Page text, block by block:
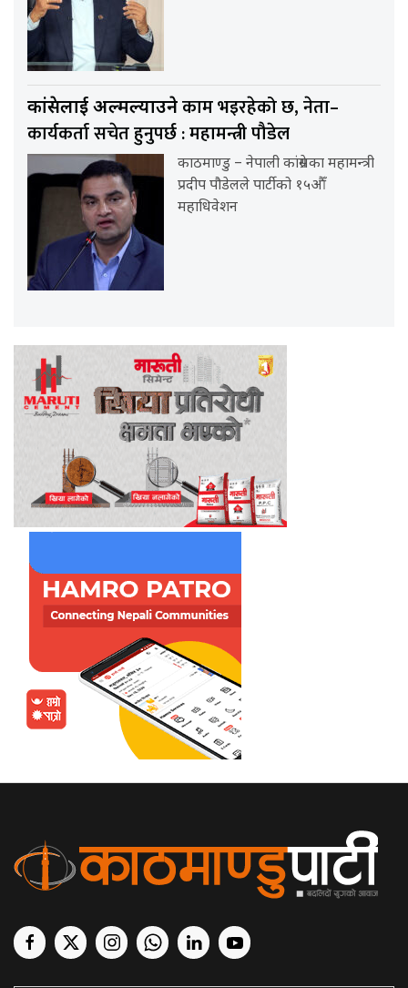
कांग्रेसलाई अल्मल्याउनेकाम भइरहेको छ, नेता–
कार्यकर्ता सचेत हुनुपर्छ : महामन्त्री पौडेल
काठमाण्डु – नेपाली कांग्रेसका महामन्त्री
प्रदीप पौडेलले पार्टीको १५औँ
महाधिवेशन